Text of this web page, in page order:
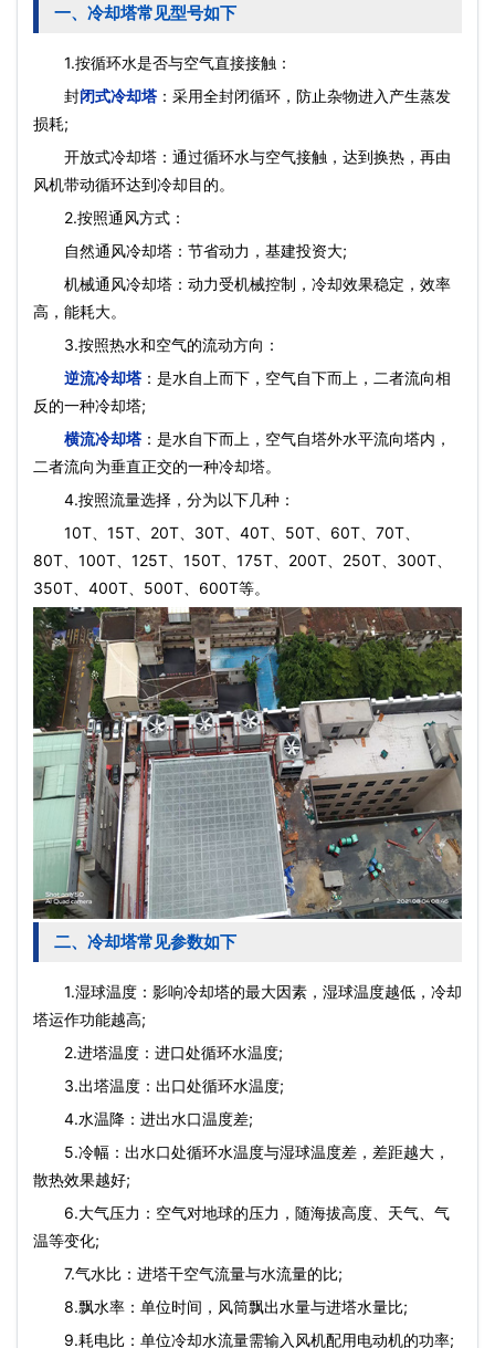
一、冷却塔常见型号如下
1.按循环水是否与空气直接接触：
封闭式冷却塔 ：采用全封闭循环，防止杂物进入产生蒸发
损耗;
开放式冷却塔：通过循环水与空气接触，达到换热，再由
风机带动循环达到冷却目的。
2.按照通风方式：
自然通风冷却塔：节省动力，基建投资大;
机械通风冷却塔：动力受机械控制，冷却效果稳定，效率
高，能耗大。
3.按照热水和空气的流动方向：
逆流冷却塔 ：是水自上而下，空气自下而上，二者流向相
反的一种冷却塔;
横流冷却塔 ：是水自下而上，空气自塔外水平流向塔内，
二者流向为垂直正交的一种冷却塔。
4.按照流量选择，分为以下几种：
10T、15T、20T、30T、40T、50T、60T、70T、
80T、100T、125T、150T、175T、200T、250T、300T、
350T、400T、500T、600T等。
二、冷却塔常见参数如下
1.湿球温度：影响冷却塔的最大因素，湿球温度越低，冷却
塔运作功能越高;
2.进塔温度：进口处循环水温度;
3.出塔温度：出口处循环水温度;
4.水温降：进出水口温度差;
5.冷幅：出水口处循环水温度与湿球温度差，差距越大，
散热效果越好;
6.大气压力：空气对地球的压力，随海拔高度、天气、气
温等变化;
7.气水比：进塔干空气流量与水流量的比;
8.飘水率：单位时间，风筒飘出水量与进塔水量比;
9.耗电比：单位冷却水流量需输入风机配用电动机的功率;